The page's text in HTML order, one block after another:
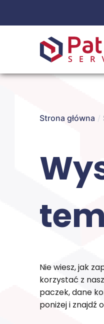
Strona główna /
Nie wiesz, jak
korzystać z
paczek, dane
poniżej i znajdź